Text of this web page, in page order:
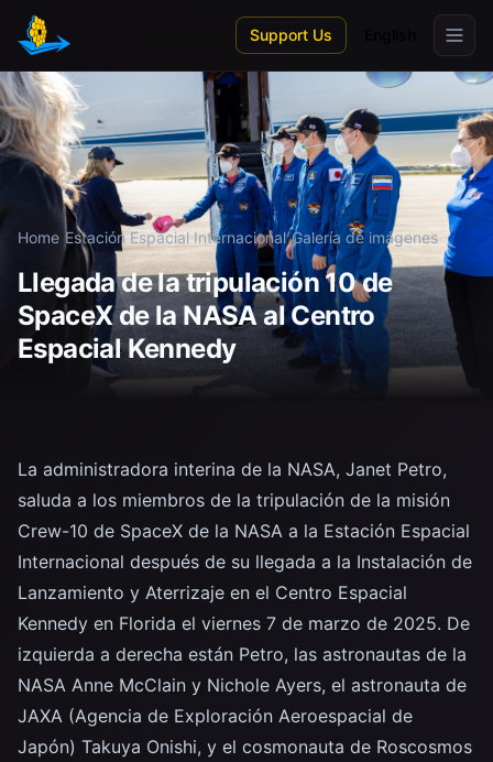
Skip to main content
Support Us
Home Estación Espacial Internacional/Galería de imágenes
Llegada de la tripulación 10 de
SpaceX de la NASA al Centro
Espacial Kennedy
La administradora interina de la NASA, Janet Petro,
saluda a los miembros de la tripulación de la misión
Crew-10 de SpaceX de la NASA a la Estación Espacial
Internacional después de su llegada a la Instalación de
Lanzamiento y Aterrizaje en el Centro Espacial
Kennedy en Florida el viernes 7 de marzo de 2025. De
izquierda a derecha están Petro, las astronautas de la
NASA Anne McClain y Nichole Ayers, el astronauta de
JAXA (Agencia de Exploración Aeroespacial de
Japón) Takuya Onishi, y el cosmonauta de Roscosmos